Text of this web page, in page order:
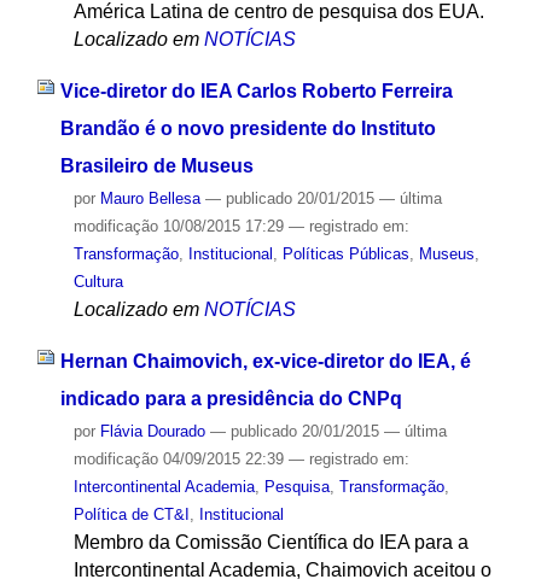
América Latina de centro de pesquisa dos EUA.
Localizado em NOTÍCIAS
Vice-diretor do IEA Carlos Roberto Ferreira
Brandão é o novo presidente do Instituto
Brasileiro de Museus
por Mauro Bellesa — publicado20/01/2015 — última
modificação10/08/2015 17:29 — registrado em:
Transformação, Institucional , Políticas Públicas, Museus,
Cultura
Localizado em NOTÍCIAS
Hernan Chaimovich, ex-vice-diretor do IEA, é
indicado para a presidência do CNPq
por Flávia Dourado — publicado20/01/2015 — última
modificação04/09/2015 22:39 — registrado em:
Intercontinental Academia, Pesquisa, Transformação,
Política de CT&I
Institucional
Membro da Comissão Científica do IEA para a
Intercontinental Academia, Chaimovich aceitou o